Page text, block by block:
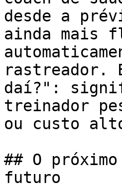
desde a
ainda mais
rastreador.
daí?":
treinador
ou custo
## O
futuro